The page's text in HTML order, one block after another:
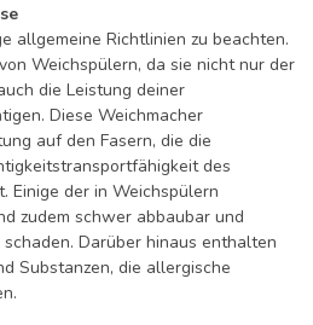
allgemeine Richtlinien zu beachten.
Weichspülern, da sie nicht nur der
die Leistung deiner
Diese Weichmacher
auf den Fasern, die die
des
Einige der in Weichspülern
zudem schwer abbaubar und
Darüber hinaus enthalten
Substanzen, die allergische